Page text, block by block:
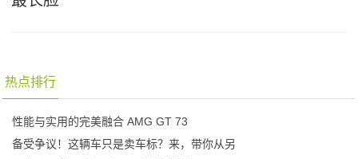
热点排行
性能与实用的完美融合 AMG GT 73
备受争议！这辆车只是卖车标？来，带你从另